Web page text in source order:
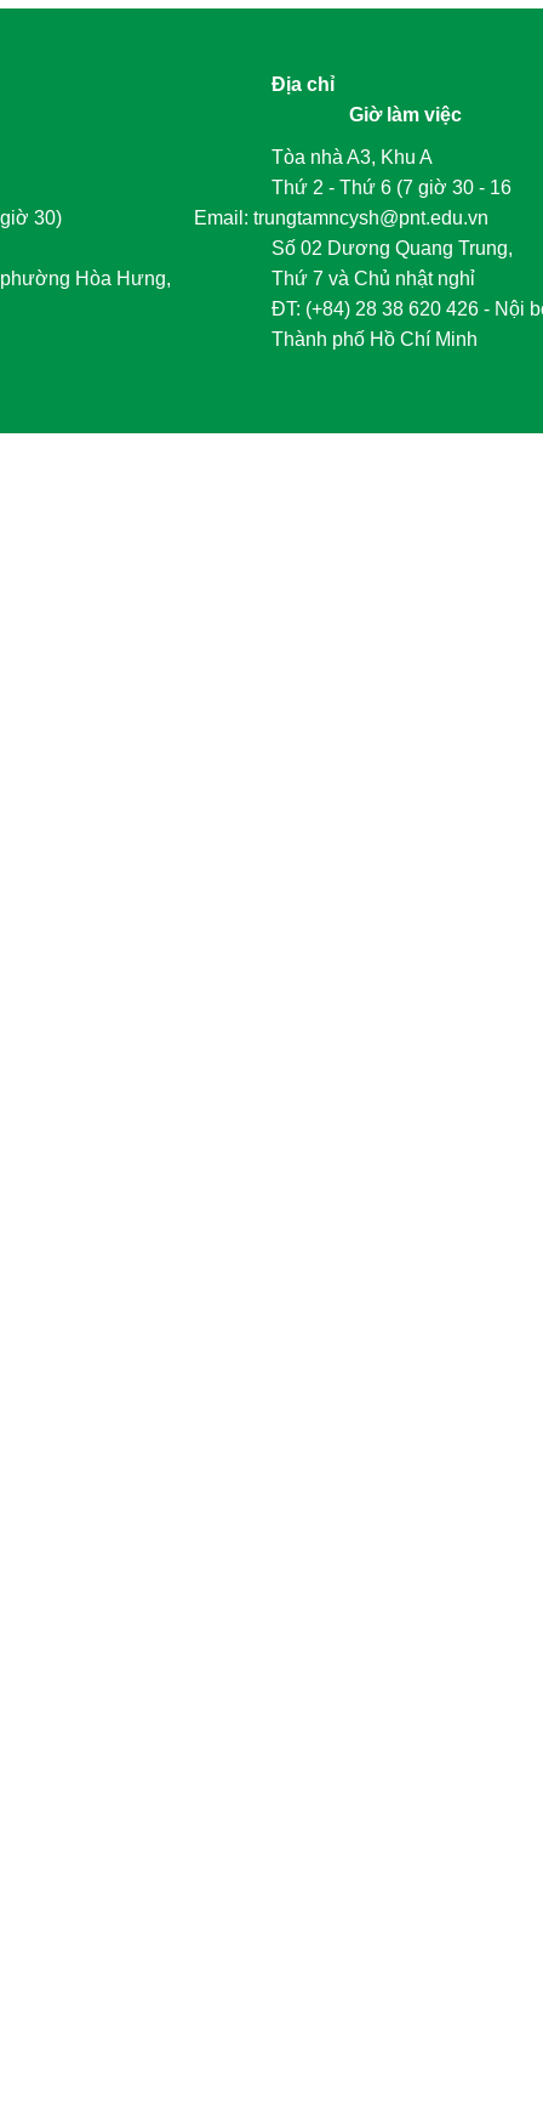
Địa chỉ
Giờ làm việc
Tòa nhà A3, Khu A
Thứ 2 - Thứ 6 (7 giờ 30 - 16
giờ 30)
	Email: trungtamncysh@pnt.edu.vn
Số 02 Dương Quang Trung,
phường Hòa Hưng,
Thứ 7 và Chủ nhật nghỉ
	ĐT
: (+84) 28 38 620 426 - Nội
Thành phố Hồ Chí Minh